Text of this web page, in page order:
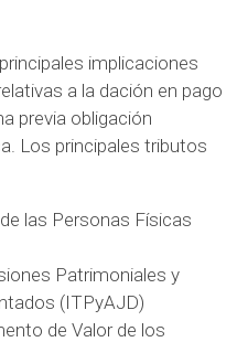
implicaciones
a la dación en pago
previa obligación
Los principales tributos
las Personas Físicas
Patrimoniales y
(ITPyAJD)
de Valor de los